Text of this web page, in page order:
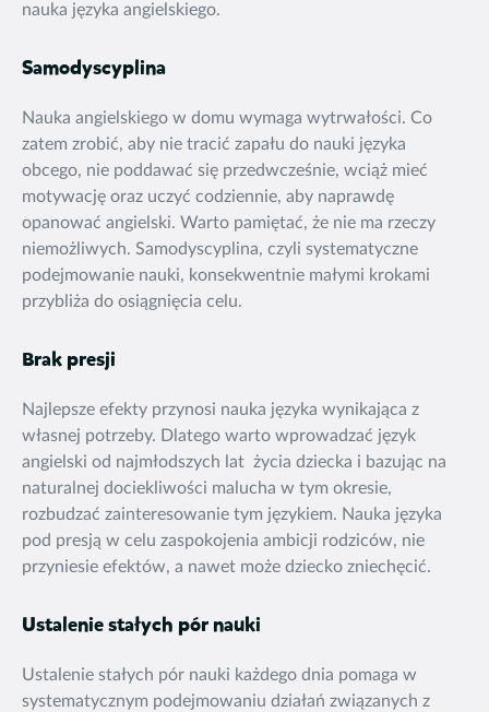
nauka języka angielskiego.
Samodyscyplina
Nauka angielskiego w domu wymaga wytrwałości. Co
zatem zrobić, aby nie tracić zapału do nauki języka
obcego, nie poddawać się przedwcześnie, wciąż mieć
motywację oraz uczyć codziennie, aby naprawdę
opanować angielski. Warto pamiętać, że nie ma rzeczy
niemożliwych. Samodyscyplina, czyli systematyczne
podejmowanie nauki, konsekwentnie małymi krokami
przybliża do osiągnięcia celu.
Brak presji
Najlepsze efekty przynosi nauka języka wynikająca z
własnej potrzeby. Dlatego warto wprowadzać język
angielski od najmłodszych lat życia dziecka i bazując na
naturalnej dociekliwości malucha w tym okresie,
rozbudzać zainteresowanie tym językiem. Nauka języka
pod presją w celu zaspokojenia ambicji rodziców, nie
przyniesie efektów, a nawet może dziecko zniechęcić.
Ustalenie stałych pór nauki
Ustalenie stałych pór nauki każdego dnia pomaga w
systematycznym podejmowaniu działań związanych z